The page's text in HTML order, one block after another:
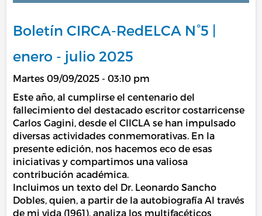
Boletín CIRCA-RedELCA N°5 |
enero - julio 2025
Martes 09/09/2025 - 03:10 pm
Este año, al cumplirse el centenario del
fallecimiento del destacado escritor costarricense
Carlos Gagini, desde el CIICLA se han impulsado
diversas actividades conmemorativas. En la
presente edición, nos hacemos eco de esas
iniciativas y compartimos una valiosa
contribución académica.
Incluimos un texto del Dr. Leonardo Sancho
Dobles, quien, a partir de la autobiografía Al través
de mi vida (1961), analiza los multifacéticos